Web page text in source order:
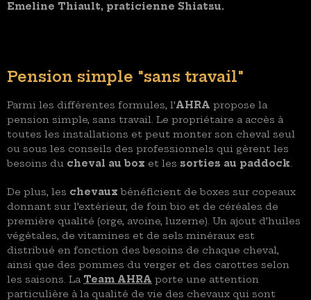
Emeline Thiault, praticienne Shiatsu.
Pension simple "sans travail"
Parmi les différentes formules, l’AHRA propose la
pension simple, sans travail. Le propriétaire a accès à
toutes les installations et peut monter son cheval seul
ou sous les conseils des professionnels qui gèrent les
besoins du cheval au box et les sorties au paddock
De plus, les chevaux bénéficient de boxes sur copeaux
donnant sur l’extérieur, de foin bio et de céréales de
première qualité (orge, avoine, luzerne). Un ajout d’huiles
végétales, de vitamines et de sels minéraux est
distribué en fonction des besoins de chaque cheval,
ainsi que des pommes du verger et des carottes selon
les saisons. La Team AHRA porte une attention
particulière à la qualité de vie des chevaux qui sont